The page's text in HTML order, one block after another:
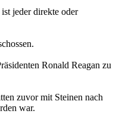
jeder direkte oder
Ronald Reagan zu
zuvor mit Steinen nach
war.